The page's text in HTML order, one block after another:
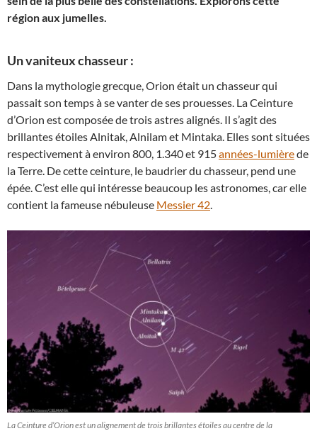
région aux jumelles.
Un vaniteux chasseur :
Dans la mythologie grecque, Orion était un chasseur qui
passait son temps à se vanter de ses prouesses. La Ceinture
d’Orion est composée de trois astres alignés. Il s’agit des
brillantes étoiles Alnitak, Alnilam et Mintaka. Elles sont situées
respectivement à environ 800, 1.340 et 915années-lumièrede
la Terre. De cette ceinture, le baudrier du chasseur, pend une
épée. C’est elle qui intéresse beaucoup les astronomes, car elle
contient la fameuse nébuleuse Messier 42.
La Ceinture d’Orion est un alignement de trois brillantes étoiles au centre de la